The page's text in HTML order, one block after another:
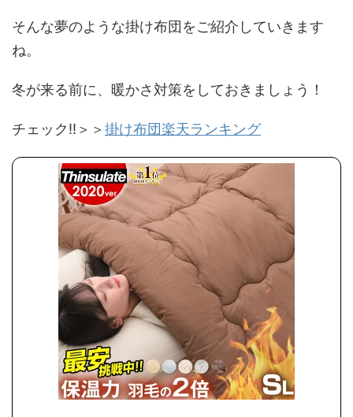
そんな夢のような掛け布団をご紹介していきます
ね。
冬が来る前に、暖かさ対策をしておきましょう！
チェック‼＞＞掛け布団楽天ランキング